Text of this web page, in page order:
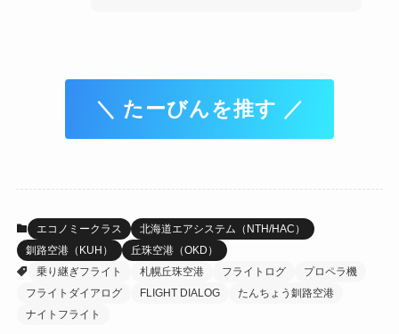
＼ たーびんを推す ／
エコノミークラス
北海道エアシステム（NTH/HAC）
釧路空港（KUH）
丘珠空港（OKD）
乗り継ぎフライト
札幌丘珠空港 フライトログ
プロペラ機
フライトダイアログ
FLIGHT DIALOG
たんちょう釧路空港
ナイトフライト